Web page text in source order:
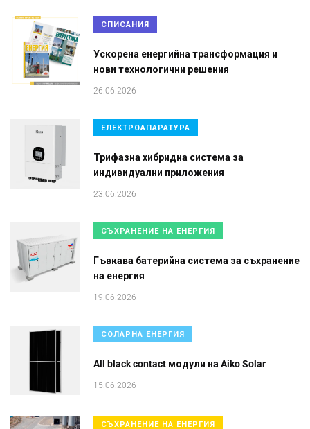
СПИСАНИЯ
Ускорена енергийна трансформация и
нови технологични решения
26.06.2026
ЕЛЕКТРОАПАРАТУРА
Трифазна хибридна система за
индивидуални приложения
23.06.2026
СЪХРАНЕНИЕ НА ЕНЕРГИЯ
Гъвкава батерийна система за съхранение
на енергия
19.06.2026
СОЛАРНА ЕНЕРГИЯ
All black contact модули на Aiko Solar
15.06.2026
СЪХРАНЕНИЕ НА ЕНЕРГИЯ